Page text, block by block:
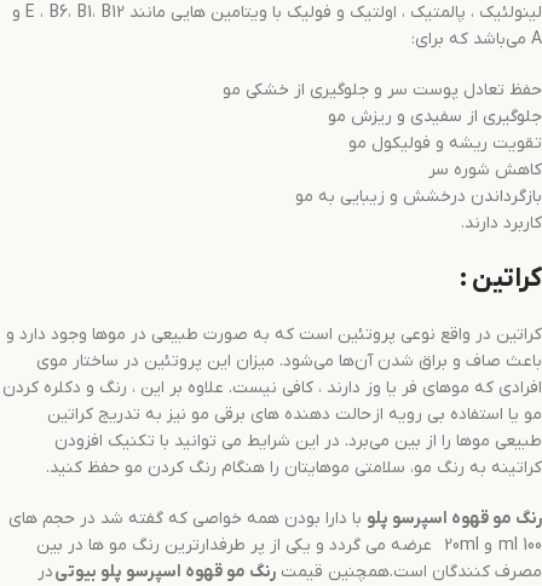
لینولئیک ، پالمتیک ، اولتیک و فولیک با ویتامین هایی مانند E ، B6، B1، B12 و
A می‌باشد که برای:
حفظ تعادل پوست سر و جلوگیری از خشکی مو
جلوگیری از سفیدی و ریزش مو
تقویت ریشه و فولیکول مو
کاهش شوره سر
بازگرداندن درخشش و زیبایی به مو
کاربرد دارند.
کراتین :
کراتین در واقع نوعی پروتئین است که به صورت طبیعی در موها وجود دارد و
باعث صاف و براق شدن آن‌ها می‌شود. میزان این پروتئین در ساختار موی
افرادی که موهای فر یا وز دارند ، کافی نیست. علاوه بر این ، رنگ و دکلره کردن
مو یا استفاده بی رویه از حالت دهنده های برقی مو نیز به تدریج کراتین
طبیعی موها را از بین می‌برد. در این شرایط می توانید با تکنیک افزودن
کراتینه به رنگ مو، سلامتی موهایتان را هنگام رنگ کردن مو حفظ کنید.
رنگ مو قهوه اسپرسو پلو با دارا بودن همه خواصی که گفته شد در حجم های
100 ml و 20ml عرضه می گردد و یکی از پر طرفدارترین رنگ مو ها در بین
مصرف کنندگان است.همچنین قیمت رنگ مو قهوه اسپرسو پلو بیوتیدر